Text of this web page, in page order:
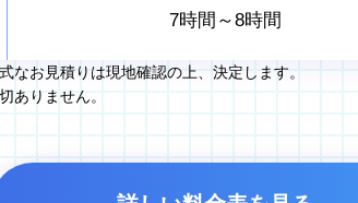
7時間～8時間
なお見積りは現地確認の上、決定します。
ありません。